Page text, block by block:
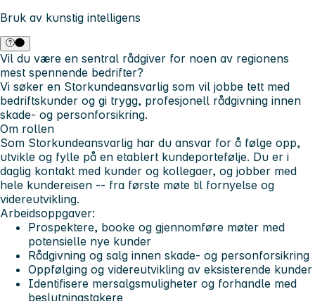
Bruk av kunstig intelligens
Vil du være en sentral rådgiver for noen av regionens
mest spennende bedrifter?
Vi søker en Storkundeansvarlig som vil jobbe tett med
bedriftskunder og gi trygg, profesjonell rådgivning innen
skade- og personforsikring.
Om rollen
Som Storkundeansvarlig har du ansvar for å følge opp,
utvikle og fylle på en etablert kundeportefølje. Du er i
daglig kontakt med kunder og kollegaer, og jobber med
hele kundereisen -- fra første møte til fornyelse og
videreutvikling.
Arbeidsoppgaver:
Prospektere, booke og gjennomføre møter med
potensielle nye kunder
Rådgivning og salg innen skade- og personforsikring
Oppfølging og videreutvikling av eksisterende kunder
Identifisere mersalgsmuligheter og forhandle med
beslutningstakere